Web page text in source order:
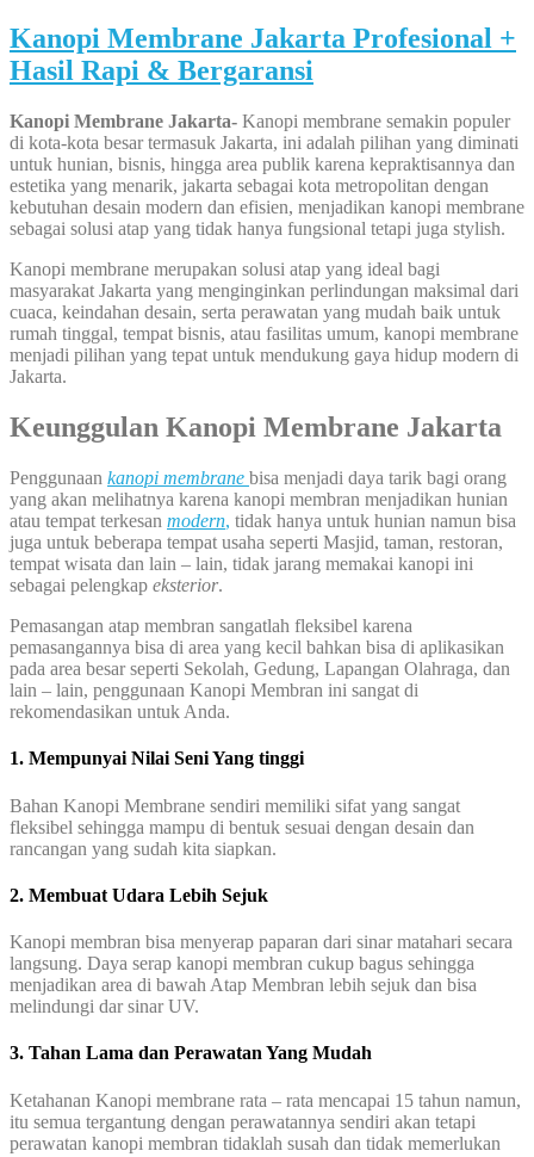
Kanopi Membrane Jakarta Profesional +
Hasil Rapi & Bergaransi
Kanopi Membrane Jakarta- Kanopi membrane semakin populer
di kota-kota besar termasuk Jakarta, ini adalah pilihan yang diminati
untuk hunian, bisnis, hingga area publik karena kepraktisannya dan
estetika yang menarik, jakarta sebagai kota metropolitan dengan
kebutuhan desain modern dan efisien, menjadikan kanopi membrane
sebagai solusi atap yang tidak hanya fungsional tetapi juga stylish.
Kanopi membrane merupakan solusi atap yang ideal bagi
masyarakat Jakarta yang menginginkan perlindungan maksimal dari
cuaca, keindahan desain, serta perawatan yang mudah baik untuk
rumah tinggal, tempat bisnis, atau fasilitas umum, kanopi membrane
menjadi pilihan yang tepat untuk mendukung gaya hidup modern di
Jakarta.
Keunggulan Kanopi Membrane Jakarta
Penggunaan kanopi membrane bisa menjadi daya tarik bagi orang
yang akan melihatnya karena kanopi membran menjadikan hunian
atau tempat terkesan modern, tidak hanya untuk hunian namun bisa
juga untuk beberapa tempat usaha seperti Masjid, taman, restoran,
tempat wisata dan lain – lain, tidak jarang memakai kanopi ini
sebagai pelengkap eksterior.
Pemasangan atap membran sangatlah fleksibel karena
pemasangannya bisa di area yang kecil bahkan bisa di aplikasikan
pada area besar seperti Sekolah, Gedung, Lapangan Olahraga, dan
lain – lain, penggunaan Kanopi Membran ini sangat di
rekomendasikan untuk Anda.
1. Mempunyai Nilai Seni Yang tinggi
Bahan Kanopi Membrane sendiri memiliki sifat yang sangat
fleksibel sehingga mampu di bentuk sesuai dengan desain dan
rancangan yang sudah kita siapkan.
2. Membuat Udara Lebih Sejuk
Kanopi membran bisa menyerap paparan dari sinar matahari secara
langsung. Daya serap kanopi membran cukup bagus sehingga
menjadikan area di bawah Atap Membran lebih sejuk dan bisa
melindungi dar sinar UV.
3. Tahan Lama dan Perawatan Yang Mudah
Ketahanan Kanopi membrane rata – rata mencapai 15 tahun namun,
itu semua tergantung dengan perawatannya sendiri akan tetapi
perawatan kanopi membran tidaklah susah dan tidak memerlukan